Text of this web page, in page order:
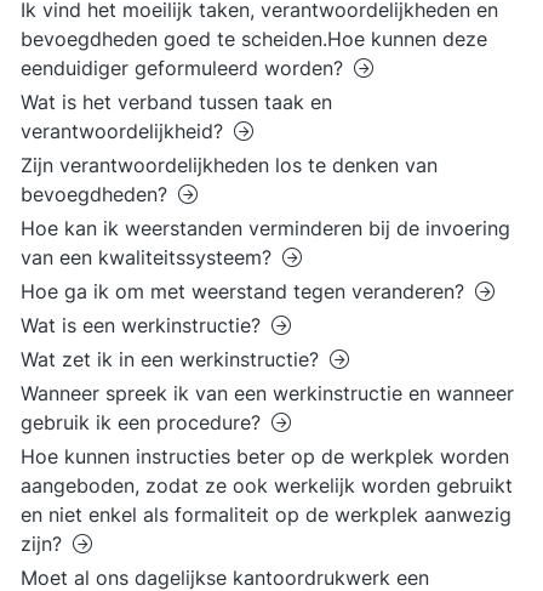
Ik vind het moeilijk taken, verantwoordelijkheden en
bevoegdheden goed te scheiden.Hoe kunnen deze
eenduidiger geformuleerd worden?
Wat is het verband tussen taak en
verantwoordelijkheid?
Zijn verantwoordelijkheden los te denken van
bevoegdheden?
Hoe kan ik weerstanden verminderen bij de invoering
van een kwaliteitssysteem?
Hoe ga ik om met weerstand tegen veranderen?
Wat is een werkinstructie?
Wat zet ik in een werkinstructie?
Wanneer spreek ik van een werkinstructie en wanneer
gebruik ik een procedure?
Hoe kunnen instructies beter op de werkplek worden
aangeboden, zodat ze ook werkelijk worden gebruikt
en niet enkel als formaliteit op de werkplek aanwezig
zijn?
Moet al ons dagelijkse kantoordrukwerk een